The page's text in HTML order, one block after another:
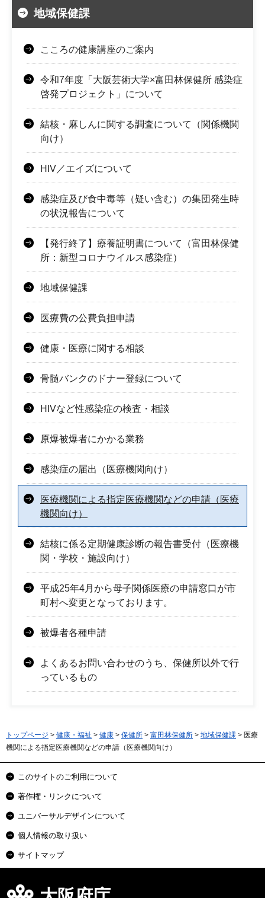
地域保健課
こころの健康講座のご案内
令和7年度「大阪芸術大学×富田林保健所 感染症
啓発プロジェクト」について
結核・麻しんに関する調査について（関係機関
向け）
HIV／エイズについて
感染症及び食中毒等（疑い含む）の集団発生時
の状況報告について
【発行終了】療養証明書について（富田林保健
所：新型コロナウイルス感染症）
地域保健課
医療費の公費負担申請
健康・医療に関する相談
骨髄バンクのドナー登録について
HIVなど性感染症の検査・相談
原爆被爆者にかかる業務
感染症の届出（医療機関向け）
医療機関による指定医療機関などの申請（医療
機関向け）
結核に係る定期健康診断の報告書受付（医療機
関・学校・施設向け）
平成25年4月から母子関係医療の申請窓口が市
町村へ変更となっております。
被爆者各種申請
よくあるお問い合わせのうち、保健所以外で行
っているもの
トップページ > 健康・福祉 > 健康 > 保健所 > 富田林保健所 > 地域保健課 > 医療
機関による指定医療機関などの申請（医療機関向け）
このサイトのご利用について
著作権・リンクについて
ユニバーサルデザインについて
個人情報の取り扱い
サイトマップ